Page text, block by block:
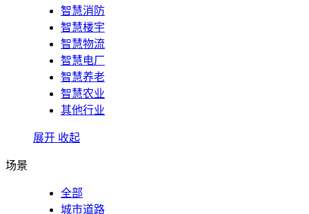
智慧消防
智慧楼宇
智慧物流
智慧电厂
智慧养老
智慧农业
其他行业
展开 收起
场景
全部
城市道路